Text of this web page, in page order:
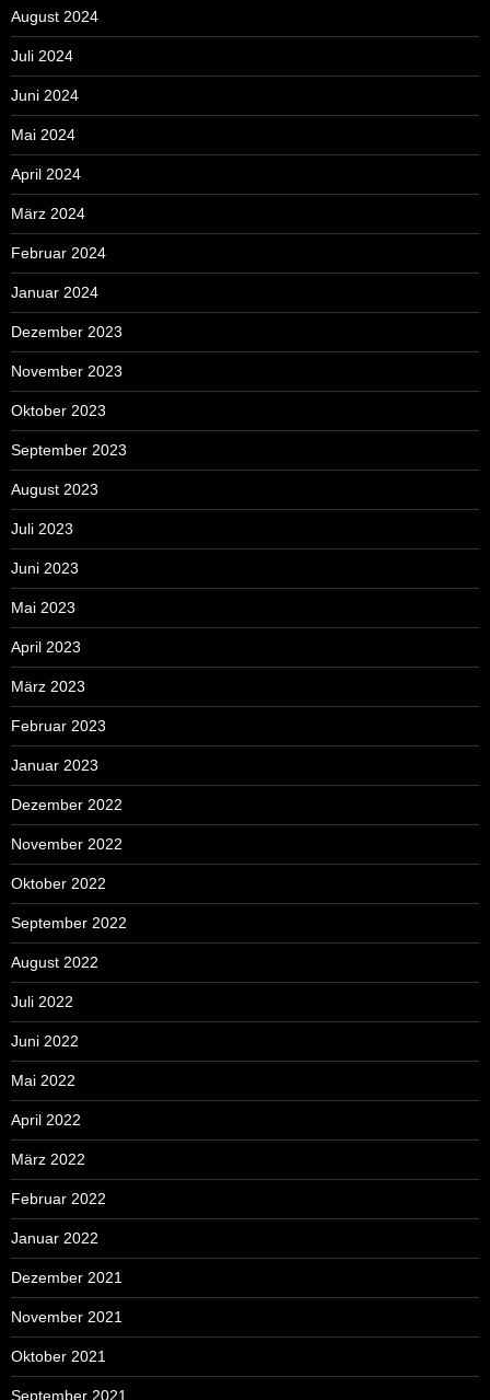
August 2024
Juli 2024
Juni 2024
Mai 2024
April 2024
März 2024
Februar 2024
Januar 2024
Dezember 2023
November 2023
Oktober 2023
September 2023
August 2023
Juli 2023
Juni 2023
Mai 2023
April 2023
März 2023
Februar 2023
Januar 2023
Dezember 2022
November 2022
Oktober 2022
September 2022
August 2022
Juli 2022
Juni 2022
Mai 2022
April 2022
März 2022
Februar 2022
Januar 2022
Dezember 2021
November 2021
Oktober 2021
September 2021